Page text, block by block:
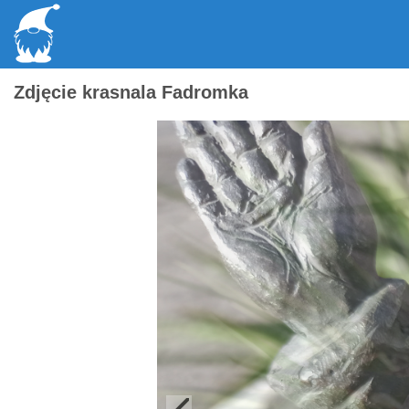
Zdjęcie krasnala Fadromka